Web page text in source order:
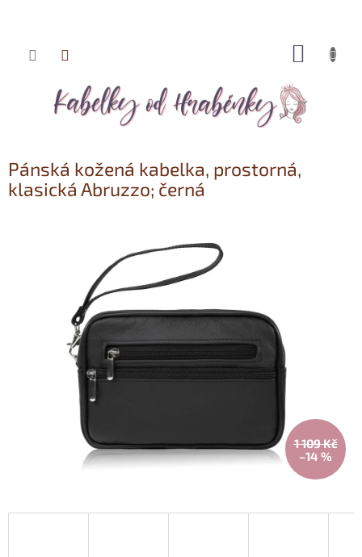
Přejít
Pánská kožená kabelka, prostorná,
klasická Abruzzo; černá
1 109 Kč
–14 %